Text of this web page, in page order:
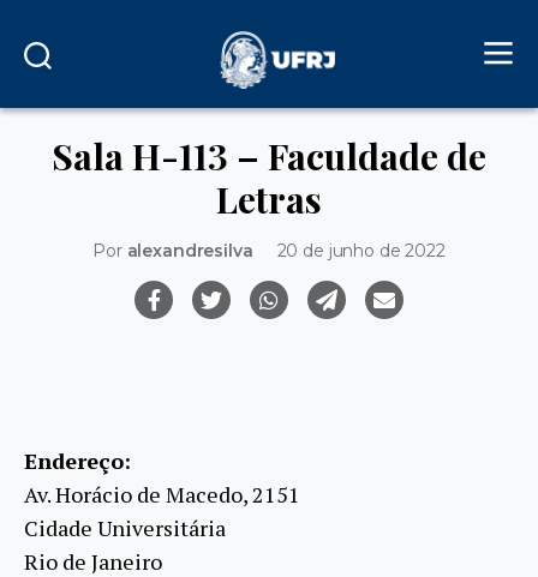
Sala H-113 – Faculdade de
Letras
Por alexandresilva 20 de junho de 2022
Endereço:
Av. Horácio de Macedo, 2151
Cidade Universitária
Rio de Janeiro